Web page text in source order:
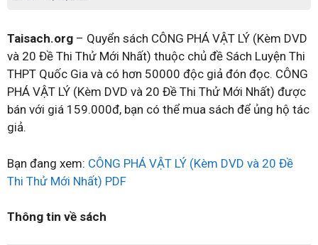
Taisach.org – Quyển sách CÔNG PHÁ VẬT LÝ (Kèm DVD
và 20 Đề Thi Thử Mới Nhất) thuộc chủ đề Sách Luyện Thi
THPT Quốc Gia và có hơn 50000 độc giả đón đọc. CÔNG
PHÁ VẬT LÝ (Kèm DVD và 20 Đề Thi Thử Mới Nhất) được
bán với giá 159.000đ, bạn có thể mua sách để ủng hộ tác
giả.
Bạn đang xem: CÔNG PHÁ VẬT LÝ (Kèm DVD và 20 Đề
Thi Thử Mới Nhất) PDF
Thông tin về sách